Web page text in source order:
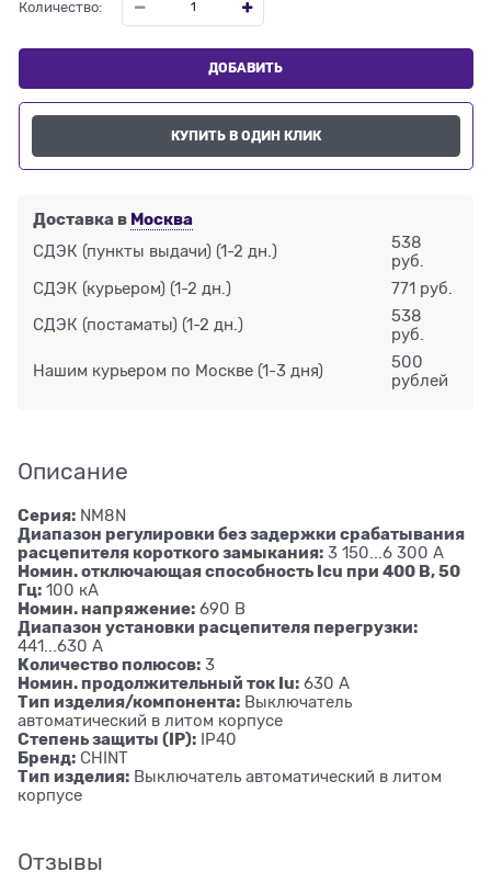
Количество:
ДОБАВИТЬ
КУПИТЬ В ОДИН КЛИК
Доставка в Москва
СДЭК (пункты выдачи) (1-2 дн.)
538
руб.
СДЭК (курьером) (1-2 дн.) 771 руб.
СДЭК (постаматы) (1-2 дн.)
538
руб.
Нашим курьером по Москве (1-3 дня)
500
рублей
Описание
Серия: NM8N
Диапазон регулировки без задержки срабатывания
расцепителя короткого замыкания: 3 150...6 300 А
Номин. отключающая способность Icu при 400 В, 50
Гц: 100 кА
Номин. напряжение: 690 В
Диапазон установки расцепителя перегрузки:
441...630 А
Количество полюсов: 3
Номин. продолжительный ток Iu: 630 А
Тип изделия/компонента: Выключатель
автоматический в литом корпусе
Степень защиты (IP): IP40
Бренд: CHINT
Тип изделия: Выключатель автоматический в литом
корпусе
Отзывы